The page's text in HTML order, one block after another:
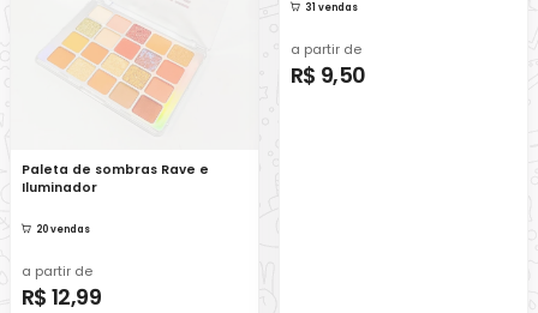
Paleta de sombras Rave e
Iluminador
20 vendas
a partir de
R$ 12,99
31 vendas
a partir de
R$ 9,50